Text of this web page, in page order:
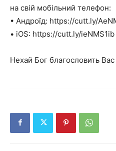
на свій мобільний телефон:
• Андроїд: https://cutt.ly/
• iOS: https://cutt.ly/ieNMS1ib
Нехай Бог благословить Вас